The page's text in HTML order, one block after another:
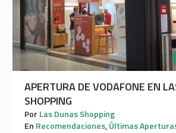
APERTURA DE VODAFONE EN
SHOPPING
Por Las Dunas Shopping
En Recomendaciones,Últimas